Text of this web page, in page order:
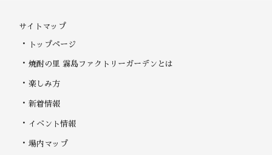
サイトマップ
トップページ
焼酎の里 霧島ファクトリーガーデンとは
楽しみ方
新着情報
イベント情報
場内マップ